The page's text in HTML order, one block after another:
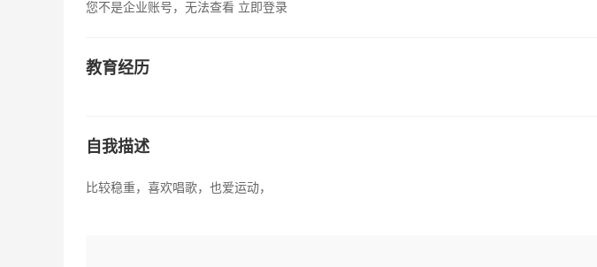
您不是企业账号，无法查看 立即登录
教育经历
自我描述
比较稳重，喜欢唱歌，也爱运动，